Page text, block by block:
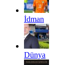
İdman
Dünya